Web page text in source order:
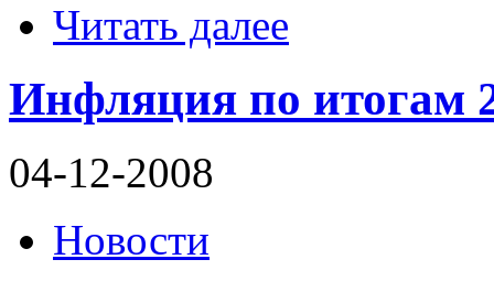
Читать далее
Инфляция по итогам
04-12-2008
Новости